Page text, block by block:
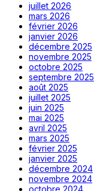
juillet 2026
mars 2026
février 2026
janvier 2026
décembre 2025
novembre 2025
octobre 2025
septembre 2025
août 2025
juillet 2025
juin 2025
mai 2025
avril 2025
mars 2025
février 2025
janvier 2025
décembre 2024
novembre 2024
octobre 2024